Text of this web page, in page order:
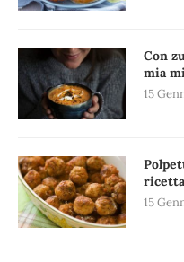
Con
mia
15
ricetta
15